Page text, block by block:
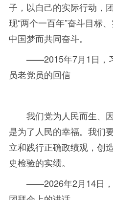
子，以自己的实际行动，
现“两个一百年”奋斗目标
中国梦而共同奋斗。
——2015年7月1日，
员老党员的回信
我们党为人民而生、
是为了人民的幸福。我们
立和践行正确政绩观，创
史检验的实绩。
——2026年2月14日